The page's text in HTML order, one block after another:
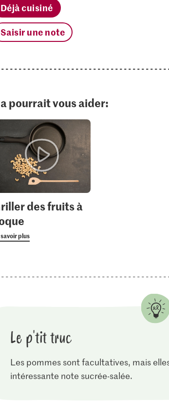
Déjà cuisiné
Saisir une note
pourrait vous aider:
des fruits à
savoir plus
Le p'tit truc
Les pommes sont facultatives, mais
intéressante note sucrée-salée.